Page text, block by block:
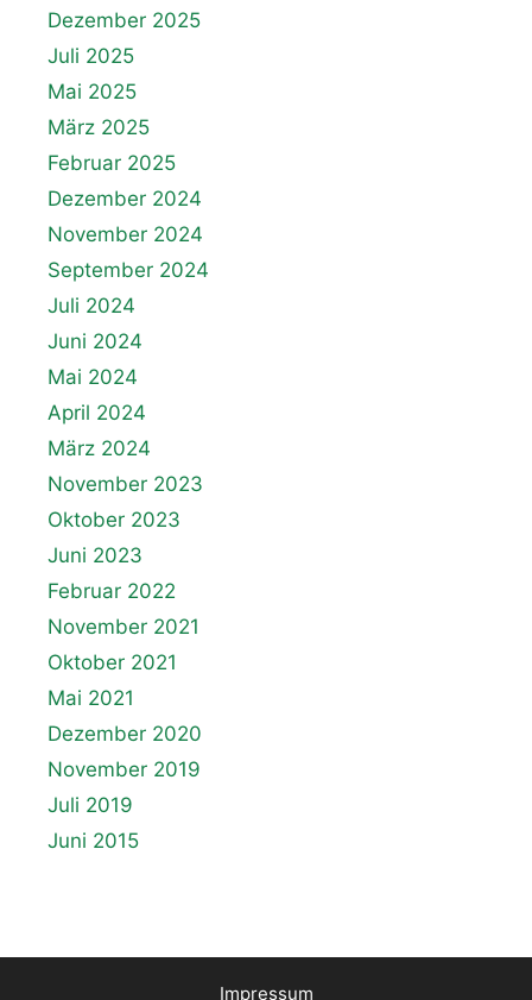
Dezember 2025
Juli 2025
Mai 2025
März 2025
Februar 2025
Dezember 2024
November 2024
September 2024
Juli 2024
Juni 2024
Mai 2024
April 2024
März 2024
November 2023
Oktober 2023
Juni 2023
Februar 2022
November 2021
Oktober 2021
Mai 2021
Dezember 2020
November 2019
Juli 2019
Juni 2015
Impressum